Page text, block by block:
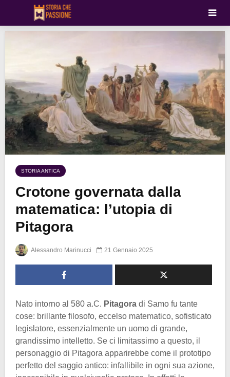
STORIA ANTICA
Crotone governata dalla
matematica: l’utopia di
Pitagora
Alessandro Marinucci 21 Gennaio 2025
Nato intorno al 580 a.C. Pitagora di Samo fu tante
cose: brillante filosofo, eccelso matematico, sofisticato
legislatore, essenzialmente un uomo di grande,
grandissimo intelletto. Se ci limitassimo a questo, il
personaggio di Pitagora apparirebbe come il prototipo
perfetto del saggio antico: infallibile in ogni sua azione,